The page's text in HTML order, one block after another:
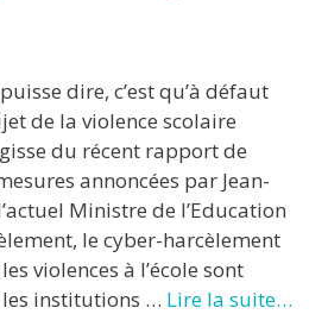
dire, c’est qu’à défaut
de la violence scolaire
du récent rapport de
annoncées par Jean-
Ministre de l’Education
le cyber-harcèlement
violences à l’école sont
institutions … Lire la suite…